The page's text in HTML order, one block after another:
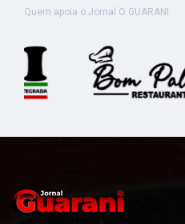
Quem apoia o Jornal O GUARANI